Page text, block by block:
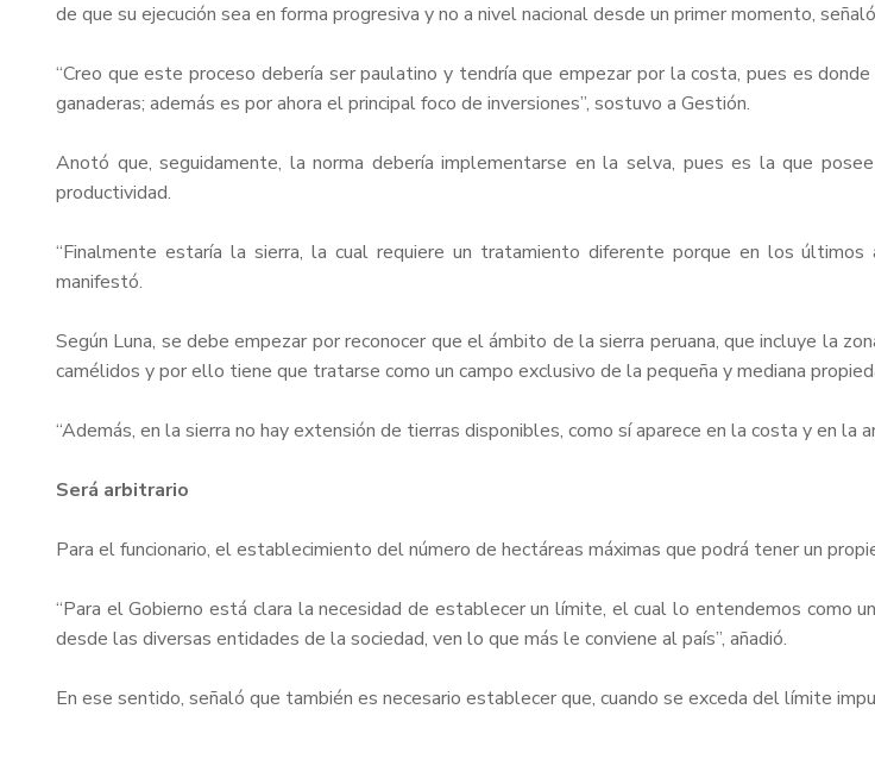
de que su ejecución sea en forma progresiva y no a nivel nacional desde un primer momento,
“Creo que este proceso debería ser paulatino y tendría que empezar por la costa, pues es
ganaderas; además es por ahora el principal foco de inversiones”, sostuvo a Gestión.
Anotó que, seguidamente, la norma debería implementarse en la selva, pues es la que
productividad.
“Finalmente estaría la sierra, la cual requiere un tratamiento diferente porque en los
manifestó.
Según Luna, se debe empezar por reconocer que el ámbito de la sierra peruana, que incluye la
camélidos y por ello tiene que tratarse como un campo exclusivo de la pequeña y mediana
“Además, en la sierra no hay extensión de tierras disponibles, como sí aparece en la costa y en la
Será arbitrario
Para el funcionario, el establecimiento del número de hectáreas máximas que podrá tener un
“Para el Gobierno está clara la necesidad de establecer un límite, el cual lo entendemos
desde las diversas entidades de la sociedad, ven lo que más le conviene al país”, añadió.
En ese sentido, señaló que también es necesario establecer que, cuando se exceda del límite